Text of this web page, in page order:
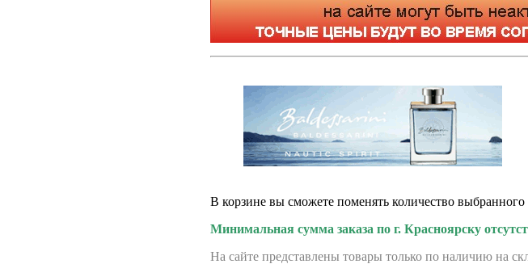
В корзине вы сможете поменять количество
Минимальная сумма заказа по г. Красноярску
На сайте представлены товары только по наличию на